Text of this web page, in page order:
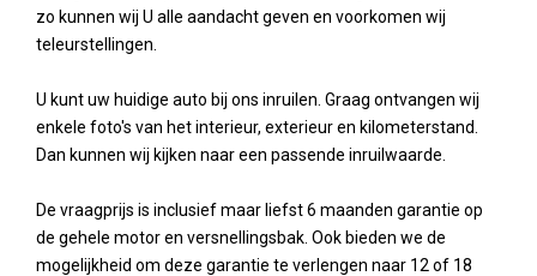
zo kunnen wij U alle aandacht geven en voorkomen wij
teleurstellingen.
U kunt uw huidige auto bij ons inruilen. Graag ontvangen wij
enkele foto's van het interieur, exterieur en kilometerstand.
Dan kunnen wij kijken naar een passende inruilwaarde.
De vraagprijs is inclusief maar liefst 6 maanden garantie op
de gehele motor en versnellingsbak. Ook bieden we de
mogelijkheid om deze garantie te verlengen naar 12 of 18